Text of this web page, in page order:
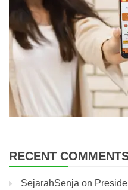
RECENT
SejarahSenja on